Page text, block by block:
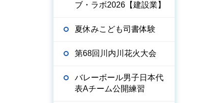
ブ・ラボ2026【建設業】
夏休みこども司書体験
第68回川内川花火大会
バレーボール男子日本代
表Aチーム公開練習